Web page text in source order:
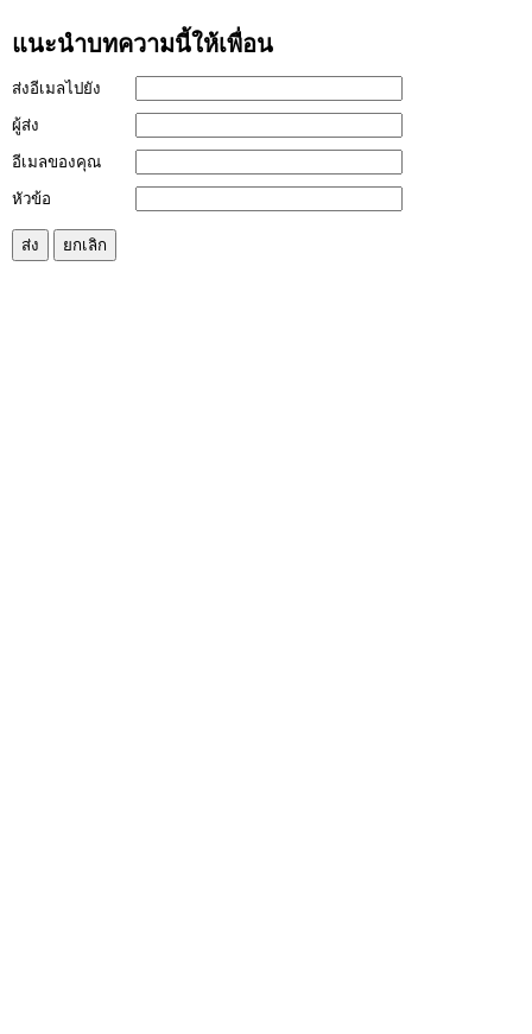
แนะนำบทความนี้ให้เพื่อน
ส่งอีเมลไปยัง
ผู้ส่ง
อีเมลของคุณ
หัวข้อ
ส่ง ยกเลิก